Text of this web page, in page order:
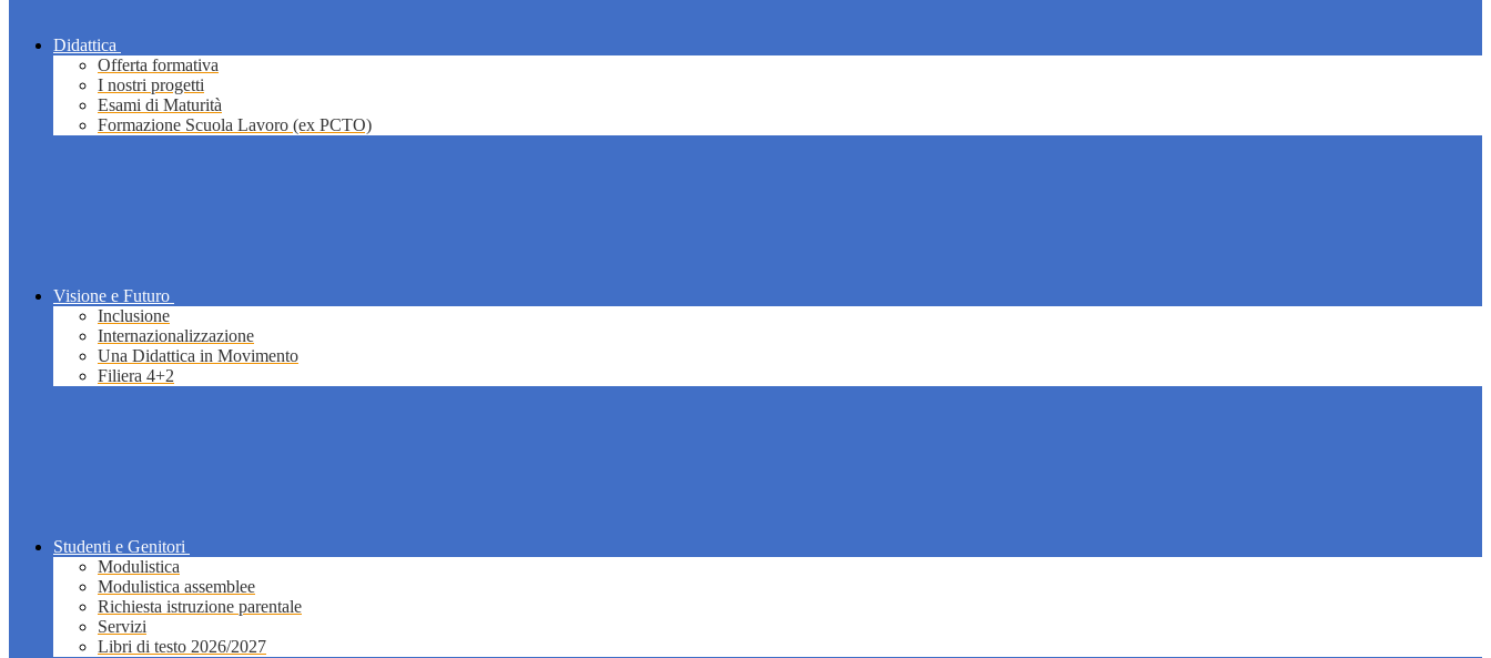
Didattica
Offerta formativa
I nostri progetti
Esami di Maturità
Formazione Scuola Lavoro (ex PCTO)
Visione e Futuro
Inclusione
Internazionalizzazione
Una Didattica in Movimento
Filiera 4+2
Studenti e Genitori
Modulistica
Modulistica assemblee
Richiesta istruzione parentale
Servizi
Libri di testo 2026/2027